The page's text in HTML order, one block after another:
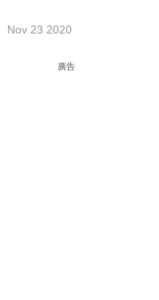
Nov 23 2020
廣告